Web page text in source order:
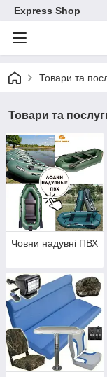
Express Shop
Товари та
Товари та
Човни надувні ПВХ